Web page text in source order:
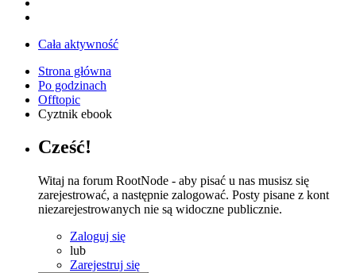
Cała aktywność
Strona główna
Po godzinach
Offtopic
Cyztnik ebook
Cześć!
Witaj na forum RootNode - aby pisać u nas musisz się
zarejestrować, a następnie zalogować. Posty pisane z kont
niezarejestrowanych nie są widoczne publicznie.
Zaloguj się
lub
Zarejestruj się